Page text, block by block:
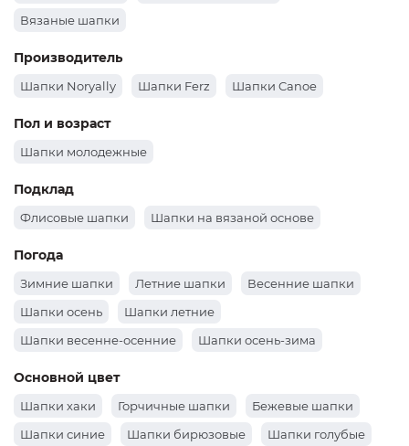
Вязаные шапки
Производитель
Шапки Noryally Шапки Ferz Шапки Canoe
Пол и возраст
Шапки молодежные
Подклад
Флисовые шапки Шапки на вязаной основе
Погода
Зимние шапки Летние шапки
Весенние шапки
Шапки осень
Шапки летние
Шапки весенне-осенние
Шапки осень-зима
Основной цвет
Шапки хаки Горчичные шапки
Бежевые шапки
Шапки синие
Шапки бирюзовые
Шапки голубые